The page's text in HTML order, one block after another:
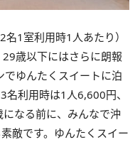
1室利用時1人あたり）
歳以下にはさらに朗報
ゆんたくスイートに泊
利用時は1人6,600円、
なる前に、みんなで沖
敵です。ゆんたくスイー